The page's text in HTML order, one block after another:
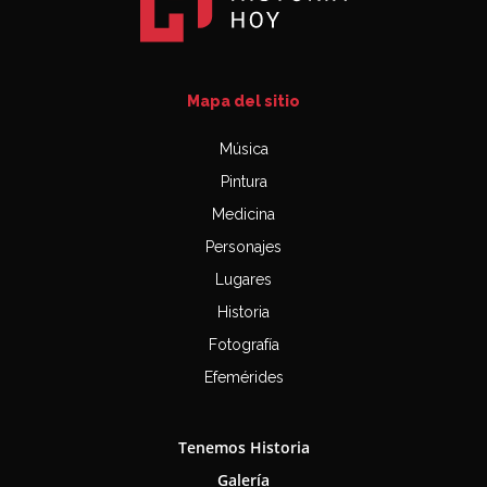
Mapa del sitio
Música
Pintura
Medicina
Personajes
Lugares
Historia
Fotografía
Efemérides
Tenemos Historia
Galería